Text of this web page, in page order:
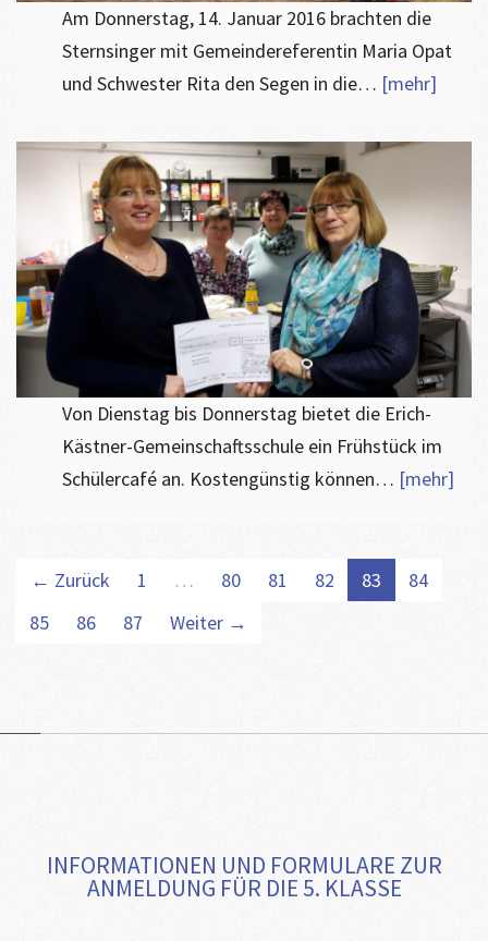
Am Donnerstag, 14. Januar 2016 brachten die
Sternsinger mit Gemeindereferentin Maria Opat
und Schwester Rita den Segen in die… [mehr]
Von Dienstag bis Donnerstag bietet die Erich-
Kästner-Gemeinschaftsschule ein Frühstück im
Schülercafé an. Kostengünstig können… [mehr]
← Zurück 1 … 80 81 82 83
84
85
86 87 Weiter →
INFORMATIONEN UND FORMULARE ZUR
ANMELDUNG FÜR DIE 5. KLASSE